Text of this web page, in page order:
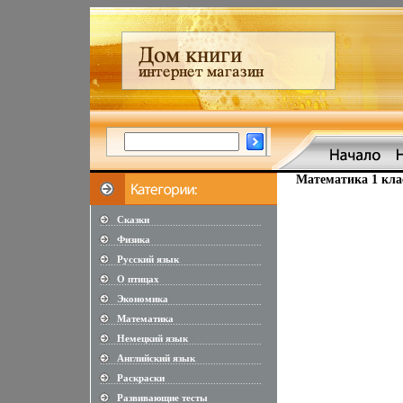
Сказки
............................................................
Физика
............................................................
Русский язык
............................................................
О птицах
............................................................
Экономика
............................................................
Математика
............................................................
Немецкий язык
............................................................
Английский язык
............................................................
Раскраски
............................................................
Развивающие тесты
............................................................
Математика 1